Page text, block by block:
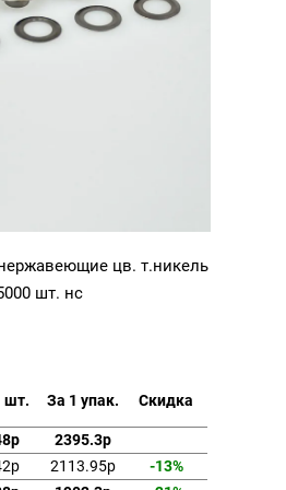
цв. т.никель
шт. нс
шт. За 1 упак. Скидка
2395.3р
2113.95р
-13%